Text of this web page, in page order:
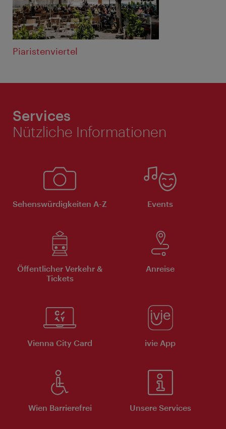
Piaristenviertel
Services
Nützliche Informationen
Sehenswürdigkeiten A-Z Events
Öffentlicher Verkehr &
Tickets
Anreise
Vienna City Card ivie App
Wien Barrierefrei Unsere Services